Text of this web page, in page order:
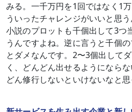
みる。一千万円を1回ではなく1
ういったチャレンジがいいと思う
小説のプロットも千個出して3つ
うんですよね。逆に言うと千個
とダメなんです。2〜3個出して
く、どんどん出せるようになら
どん修行しないといけないなと思